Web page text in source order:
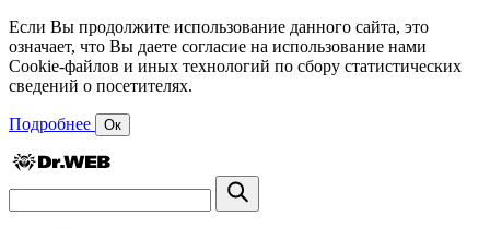
Если Вы продолжите использование данного сайта, это
означает, что Вы даете согласие на использование нами
Cookie-файлов и иных технологий по сбору статистических
сведений о посетителях.
Подробнее Ок